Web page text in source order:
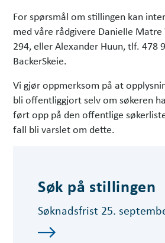
For spørsmål om stillingen kan
med våre rådgivere Danielle
294, eller Alexander Huun, tlf. 478
BackerSkeie.
Vi gjør oppmerksom på at
bli offentliggjort selv om søkeren
ført opp på den offentlige
fall bli varslet om dette.
Søk på stillingen
Søknadsfrist 25.